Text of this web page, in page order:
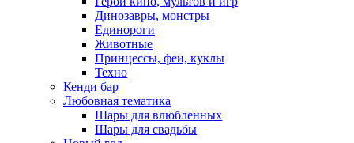
Динозавры, монстры
Единороги
Животные
Принцессы, феи, куклы
Техно
Кенди бар
Любовная тематика
Шары для влюбленных
Шары для свадьбы